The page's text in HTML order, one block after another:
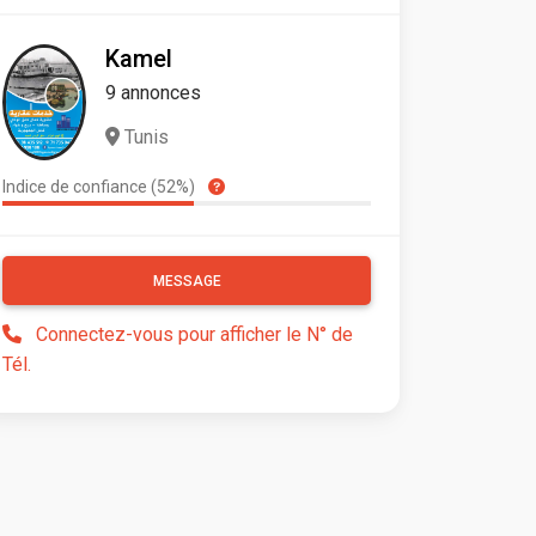
Kamel
9 annonces
Tunis
Indice de confiance (52%)
MESSAGE
Connectez-vous pour afficher le N° de
Tél.